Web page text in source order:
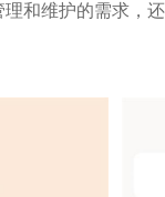
和维护的需求，